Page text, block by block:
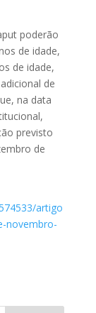
poderão
de idade,
de idade,
de
na data
previsto
de
artigo
novembro-